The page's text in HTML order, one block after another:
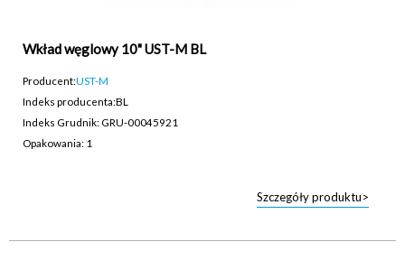
Wkład węglowy 10" UST-M BL
Producent:UST-M
Indeks producenta:BL
Indeks Grudnik: GRU-00045921
Opakowania: 1
Szczegóły produktu>